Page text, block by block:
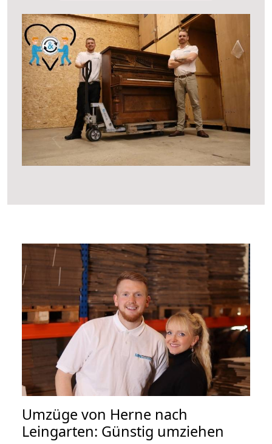
Umzüge von Herne nach
Leingarten: Günstig umziehen